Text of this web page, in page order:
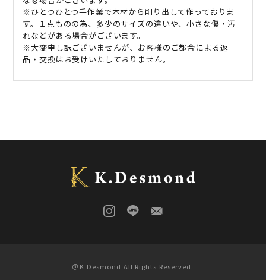
※ひとつひとつ手作業で木材から削り出して作っておりま
す。１点ものの為、多少のサイズの違いや、小さな傷・汚
れなどがある場合がございます。
※大変申し訳ございませんが、お客様のご都合による返
品・交換はお受けいたしておりません。
＠K.Desmond All Rights Reserved.